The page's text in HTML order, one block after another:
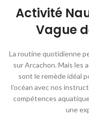
Activité
Vague
La routine quotidienne
sur Arcachon. Mais les
sont le remède idéal
l’océan avec nos
compétences
une